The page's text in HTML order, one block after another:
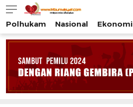
Tribun Rakyat
Tulus – Terdepan – Diharapkan
Polhukam Nasional Ekonomi